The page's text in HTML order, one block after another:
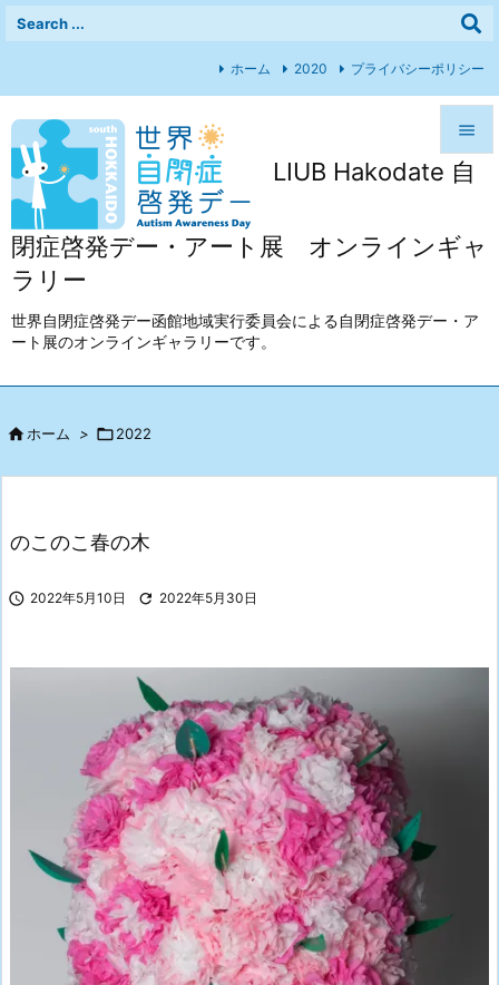
LIUB Hakodate 自
閉症啓発デー・アート展 オンラインギャ
ラリー
世界自閉症啓発デー函館地域実行委員会による自閉症啓発デー・ア
ート展のオンラインギャラリーです。



前へ
次へ
ホーム 2020 プライバシーポリシー
ホーム > 2022
のこのこ春の木
 2022年5月10日  2022年5月30日